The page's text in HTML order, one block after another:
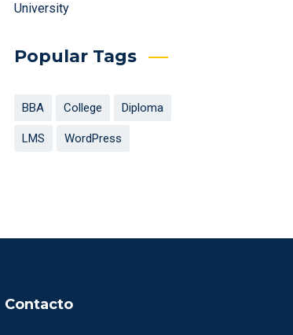
University
Popular Tags
BBA College Diploma
LMS WordPress
Contacto